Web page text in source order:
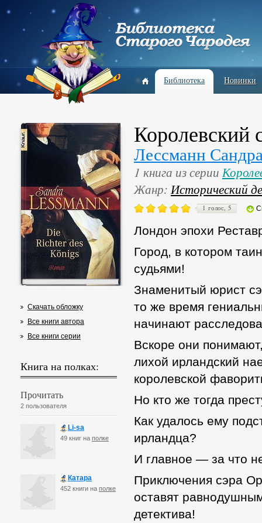
Библиотека Новинки
Скачать обложку
Все книги автора
Все книги серии
Книга на полках:
Прочитать
2 пользователя
Li-sa
49 книг на полке
Катара
452 книги на полке
Королевский
Лессманн
1 книга из серии
Жанр:Исторический
1 голос, 5
Лондон эпохи
Город, в котором
судьями!
Знаменитый юрист
то же время
начинают
Вскоре они
лихой ирландский
королевской
Но кто же тогда
Как удалось ему
ирландца?
И главное — за что
Приключения сэра
оставят
детектива!